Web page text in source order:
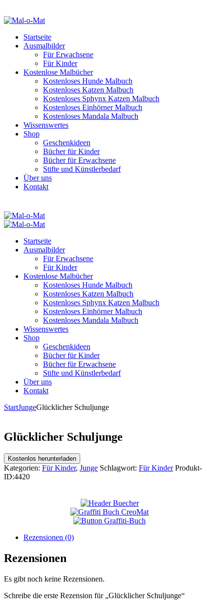
Startseite
Ausmalbilder
Für Erwachsene
Für Kinder
Kostenlose Malbücher
Kostenloses Hunde Malbuch
Kostenloses Katzen Malbuch
Kostenloses Sphynx Katzen Malbuch
Kostenloses Einhörner Malbuch
Kostenloses Mandala Malbuch
Wissenswertes
Shop
Geschenkideen
Bücher für Kinder
Bücher für Erwachsene
Stifte und Künstlerbedarf
Über uns
Kontakt
Startseite
Ausmalbilder
Für Erwachsene
Für Kinder
Kostenlose Malbücher
Kostenloses Hunde Malbuch
Kostenloses Katzen Malbuch
Kostenloses Sphynx Katzen Malbuch
Kostenloses Einhörner Malbuch
Kostenloses Mandala Malbuch
Wissenswertes
Shop
Geschenkideen
Bücher für Kinder
Bücher für Erwachsene
Stifte und Künstlerbedarf
Über uns
Kontakt
StartJungeGlücklicher Schuljunge
Glücklicher Schuljunge
Kostenlos herunterladen
Kategorien: Für Kinder, Junge Schlagwort: Für Kinder Produkt-
ID:4420
Rezensionen (0)
Rezensionen
Es gibt noch keine Rezensionen.
Schreibe die erste Rezension für „Glücklicher Schuljunge“